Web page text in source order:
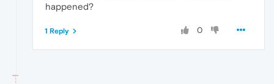
happened?
0
1 Reply